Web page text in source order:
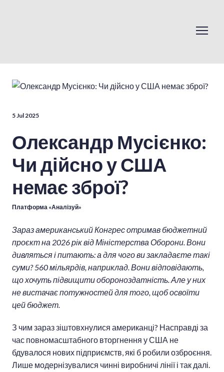
5 Jul 2025
Олександр Мусієнко:
Чи дійсно у США
немає зброї?
Платформа «Аналізуй»
Зараз американський Конгрес отримав бюджетний
проєкт на 2026 рік від Міністерства Оборони. Вони
дивляться і питають: а для чого ви закладаєте такі
суми? 560 мільярдів, наприклад. Вони відповідають,
що хочуть підвищити обороноздатність. Але у них
не вистачає потужностей для того, щоб освоїти
цей бюджет.
З чим зараз зіштовхнулися американці? Насправді за
час повномасштабного вторгнення у США не
бдувалося нових підприємств, які б робили озброєння.
Лише модернізувалися чинні виробничі лінії і так далі.